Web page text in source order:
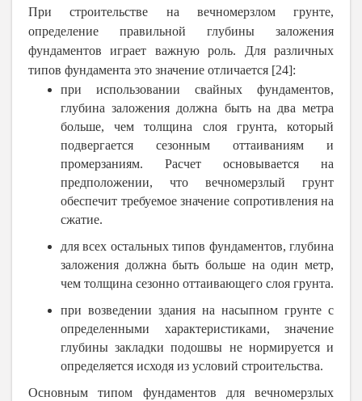
При строительстве на вечномерзлом грунте,
определение правильной глубины заложения
фундаментов играет важную роль. Для различных
типов фундамента это значение отличается [24]:
при использовании свайных фундаментов,
глубина заложения должна быть на два метра
больше, чем толщина слоя грунта, который
подвергается сезонным оттаиваниям и
промерзаниям. Расчет основывается на
предположении, что вечномерзлый грунт
обеспечит требуемое значение сопротивления на
сжатие.
для всех остальных типов фундаментов, глубина
заложения должна быть больше на один метр,
чем толщина сезонно оттаивающего слоя грунта.
при возведении здания на насыпном грунте с
определенными характеристиками, значение
глубины закладки подошвы не нормируется и
определяется исходя из условий строительства.
Основным типом фундаментов для вечномерзлых